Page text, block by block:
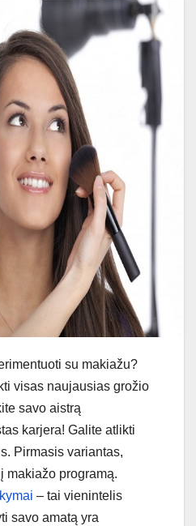
su makiažu?
visas naujausias grožio
savo aistrą
karjera! Galite atlikti
Pirmasis variantas,
makiažo programą.
– tai vienintelis
savo amatą yra